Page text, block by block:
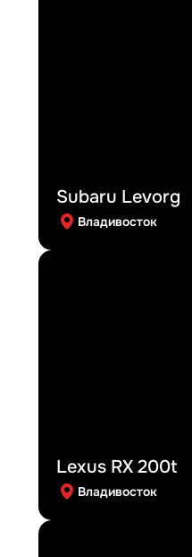
Subaru Levorg
Владивосток
Lexus RX 200t
Владивосток